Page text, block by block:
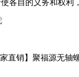
各自的义务和权利
销】聚福源无轴